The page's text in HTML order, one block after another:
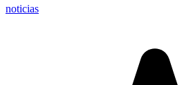
noticias